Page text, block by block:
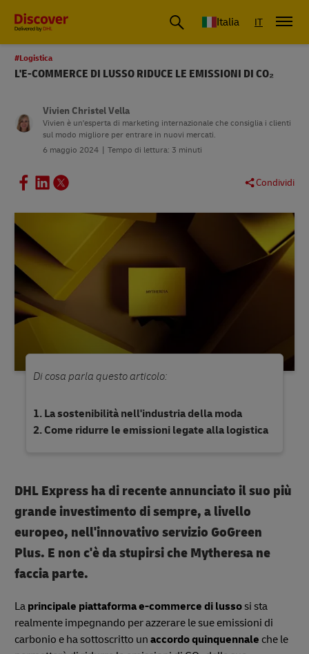
Italia IT
#Logistica
L'E-COMMERCE DI LUSSO RIDUCE LE EMISSIONI DI CO₂
Vivien Christel Vella
Vivien è un'esperta di marketing internazionale che consiglia i clienti
sul modo migliore per entrare in nuovi mercati.
6 maggio 2024
Tempo di lettura: 3 minuti
Condividi
Di cosa parla questo articolo:
La sostenibilità nell'industria della moda
Come ridurre le emissioni legate alla logistica
DHL Express ha di recente annunciato il suo più
grande investimento di sempre, a livello
europeo, nell'innovativo servizio GoGreen
Plus. E non c'è da stupirsi che Mytheresa ne
faccia parte.
La principale piattaforma e-commerce di lussosi sta
realmente impegnando per azzerare le sue emissioni di
carbonio e ha sottoscritto un accordo quinquennale che le